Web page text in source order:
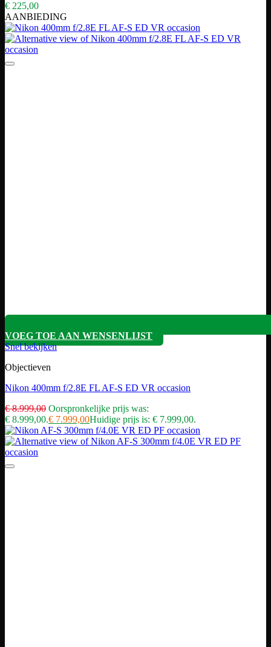
€ 225,00
AANBIEDING
VOEG TOE AAN WENSENLIJST
Snel bekijken
Objectieven
Nikon 400mm f/2.8E FL AF-S ED VR occasion
€8.999,00 Oorspronkelijke prijs was:
€ 8.999,00.€ 7.999,00Huidige prijs is: € 7.999,00.